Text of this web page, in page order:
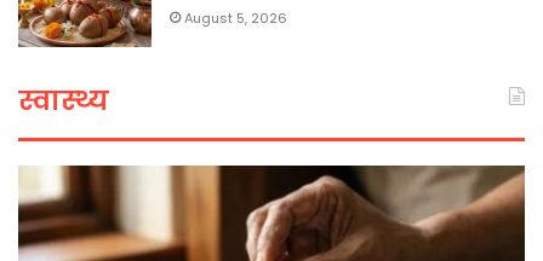
August 5, 2026
स्वास्थ्य